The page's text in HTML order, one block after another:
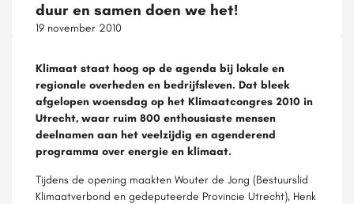
duur en samen doen we het!
19 november 2010
Klimaat staat hoog op de agenda bij lokale en
regionale overheden en bedrijfsleven. Dat bleek
afgelopen woensdag op het Klimaatcongres 2010 in
Utrecht, waar ruim 800 enthousiaste mensen
deelnamen aan het veelzijdig en agenderend
programma over energie en klimaat.
Tijdens de opening maakten Wouter de Jong (Bestuurslid
Klimaatverbond en gedeputeerde Provincie Utrecht), Henk